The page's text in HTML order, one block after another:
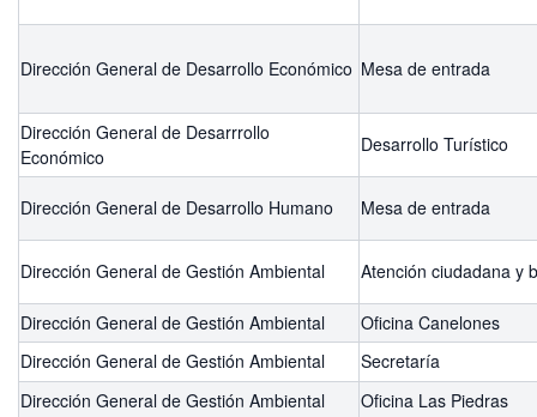
Dirección General de Desarrollo Económico Mesa de entrada
Dirección General de Desarrrollo
Económico
Desarrollo Turístico
Dirección General de Desarrollo Humano Mesa de entrada
Dirección General de Gestión Ambiental Atención ciudadana y
Dirección General de Gestión Ambiental
Oficina Canelones
Dirección General de Gestión Ambiental
Secretaría
Dirección General de Gestión Ambiental
Oficina Las Piedras